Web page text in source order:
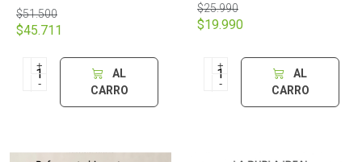
$51.500
$45.711
+
-
AL
CARRO
$25.990
$19.990
+
-
AL
CARRO